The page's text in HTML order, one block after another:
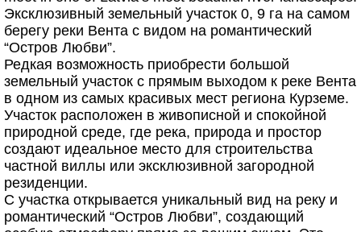
Эксклюзивный земельный участок 0, 9 га на самом
берегу реки Вента с видом на романтический
“Остров Любви”.
Редкая возможность приобрести большой
земельный участок с прямым выходом к реке Вента
в одном из самых красивых мест региона Курземе.
Участок расположен в живописной и спокойной
природной среде, где река, природа и простор
создают идеальное место для строительства
частной виллы или эксклюзивной загородной
резиденции.
С участка открывается уникальный вид на реку и
романтический “Остров Любви”, создающий